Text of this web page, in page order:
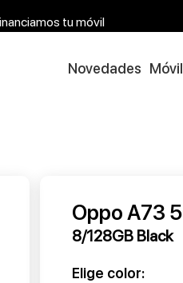
Novedades
Oppo A73
8/128GB Black
Elige color: